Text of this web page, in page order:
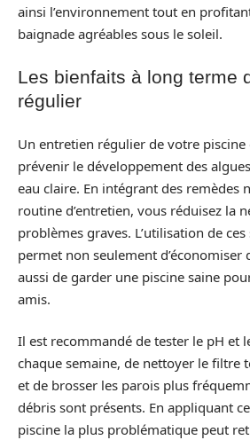
ainsi l’environnement tout en
baignade agréables sous le soleil.
Les bienfaits à long terme
régulier
Un entretien régulier de votre piscine
prévenir le développement des
eau claire. En intégrant des remèdes
routine d’entretien, vous réduisez la
problèmes graves. L’utilisation de
permet non seulement d’économiser
aussi de garder une piscine saine
amis.
Il est recommandé de tester le pH et
chaque semaine, de nettoyer le filtre
et de brosser les parois plus
débris sont présents. En appliquant
piscine la plus problématique peut